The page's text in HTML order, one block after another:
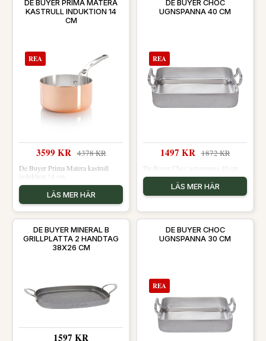
DE BUYER PRIMA MATERA
KASTRULL INDUKTION 14
CM
REA
3599 KR 4378 KR
De Buyer Prima Matera kastrull
induktion 14 cm
LÄS MER HÄR
DE BUYER CHOC
UGNSPANNA 40 CM
REA
1497 KR 1872 KR
De Buyer Choc ugnspanna 40 cm
LÄS MER HÄR
DE BUYER MINERAL B
GRILLPLATTA 2 HANDTAG
38X26 CM
1597 KR
DE BUYER CHOC
UGNSPANNA 30 CM
REA